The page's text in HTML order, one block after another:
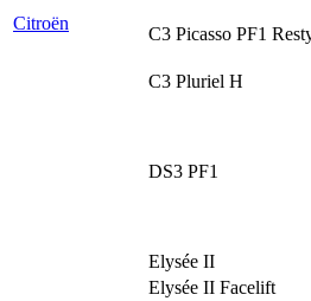
Citroën
C3 Picasso PF1
C3 Pluriel H
DS3 PF1
Elysée II
Elysée II Facelift